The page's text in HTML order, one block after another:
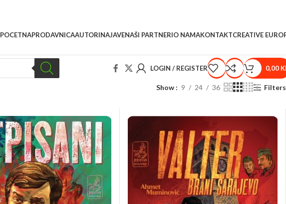
POCETNAPRODAVNICAAUTORINAJAVENAŠI PARTNERIO NAMAKONTAKTCREATIVE
LOGIN / REGISTER 0,00
Show 9 24 36 Filters